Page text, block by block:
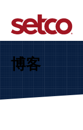
博客